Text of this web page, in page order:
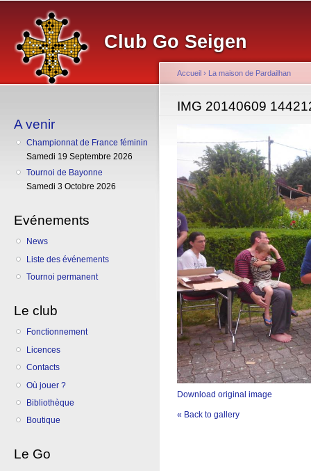
Club Go Seigen
A venir
Championnat de France féminin
Samedi 19 Septembre 2026
Tournoi de Bayonne
Samedi 3 Octobre 2026
Evénements
News
Liste des événements
Tournoi permanent
Le club
Fonctionnement
Licences
Contacts
Où jouer ?
Bibliothèque
Boutique
Le Go
Vous êtes ici
Accueil › La maison de Pardailhan
IMG 20140609
Download original image
« Back to gallery